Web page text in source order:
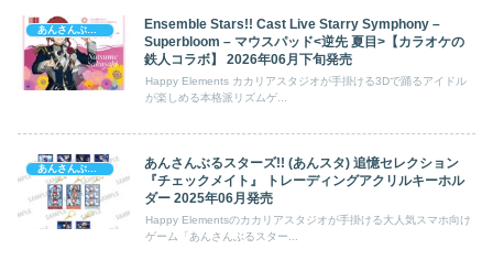
あんさんぶるスターズ!
Ensemble Stars!! Cast Live Starry Symphony –
Superbloom – マウスパッド<逆先 夏目>【カラオケの
鉄人コラボ】 2026年06月下旬発売
Happy Elements カカリアスタジオが手掛ける3Dで踊るアイドル
が楽しめる本格派リズムゲ...
あんさんぶるスターズ!! (あんスタ) 追憶セレクション
『チェックメイト』 トレーディングアクリルキーホル
ダー 2025年06月発売
Happy Elementsのカカリアスタジオが手掛ける大人気スマホ向け
ゲーム「あんさんぶるスター...